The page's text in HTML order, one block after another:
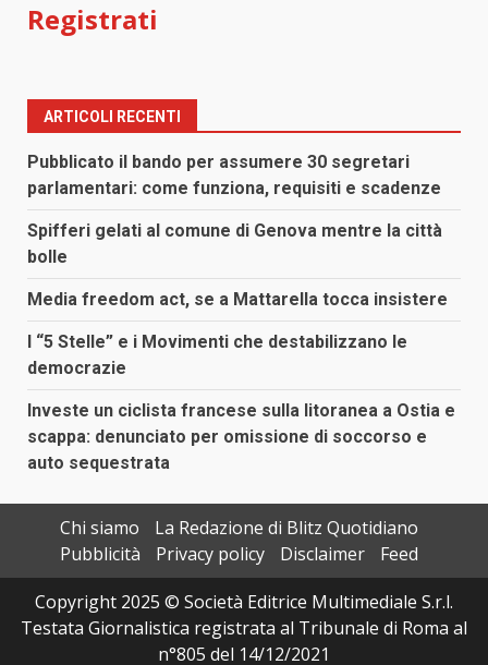
Registrati
ARTICOLI RECENTI
Pubblicato il bando per assumere 30 segretari
parlamentari: come funziona, requisiti e scadenze
Spifferi gelati al comune di Genova mentre la città
bolle
Media freedom act, se a Mattarella tocca insistere
I “5 Stelle” e i Movimenti che destabilizzano le
democrazie
Investe un ciclista francese sulla litoranea a Ostia e
scappa: denunciato per omissione di soccorso e
auto sequestrata
Chi siamo
La Redazione di Blitz Quotidiano
Pubblicità
Privacy policy Disclaimer
Feed
Copyright 2025 © Società Editrice Multimediale S.r.l.
Testata Giornalistica registrata al Tribunale di Roma al
n°805 del 14/12/2021